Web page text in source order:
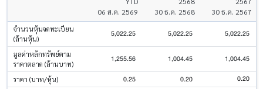
06 ส.ค. 2569
30 ธ.ค. 2568
30 ธ.ค. 2567
จำนวนหุ้นจดทะเบียน
(ล้านหุ้น)
5,022.25 5,022.25 5,022.25
มูลค่าหลักทรัพย์ตาม
ราคาตลาด (ล้านบาท)
1,255.56 1,004.45 1,004.45
ราคา (บาท/หุ้น) 0.25 0.20 0.20